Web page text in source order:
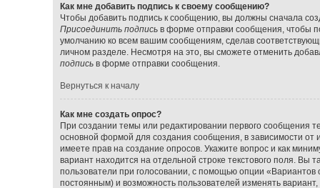
Как мне добавить подпись к своему сообщению?
Чтобы добавить подпись к сообщению, вы должны сначала
Присоединить подписьв форме отправки сообщения, чтобы
умолчанию ко всем вашим сообщениям, сделав
личном разделе. Несмотря на это, вы сможете отменить
подписьв форме отправки сообщения.
Вернуться к началу
Как мне создать опрос?
При создании темы или редактировании первого сообщения
основной формой для создания сообщения, в зависимости от
имеете прав на создание опросов. Укажите вопрос и как
вариант находится на отдельной строке текстового поля. Вы
пользователи при голосовании, с помощью опции «Вариантов
постоянным) и возможность пользователей изменять